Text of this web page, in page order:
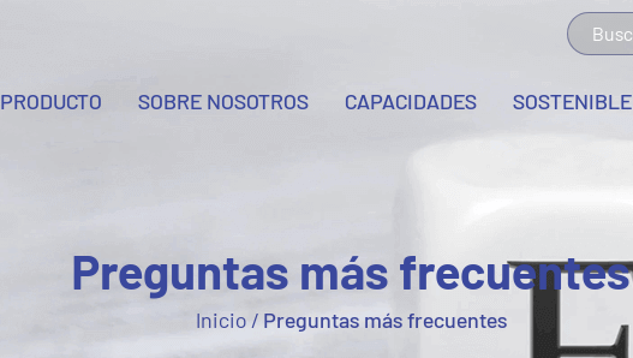
PRODUCTO SOBRE NOSOTROS CAPACIDADES SOSTENIBLE
Preguntas más frecuentes
Inicio/ Preguntas más frecuentes